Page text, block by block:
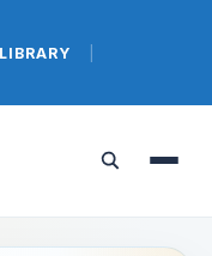
Buka
Buka